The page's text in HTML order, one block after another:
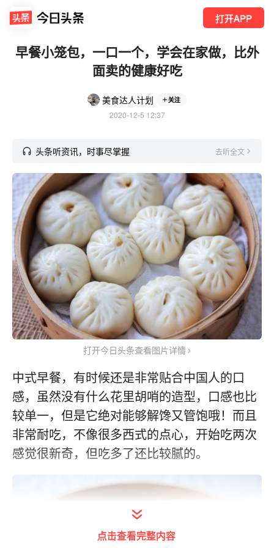
打开APP
早餐小笼包，一口一个，学会在家做，比外
面卖的健康好吃
美食达人计划 关注
2020-12-5 12:37
头条听资讯，时事尽掌握 去听全文
打开今日头条查看图片详情
中式早餐，有时候还是非常贴合中国人的口
感，虽然没有什么花里胡哨的造型，口感也比
较单一，但是它绝对能够解馋又管饱哦！而且
非常耐吃，不像很多西式的点心，开始吃两次
感觉很新奇，但吃多了还比较腻的。
点击查看完整内容